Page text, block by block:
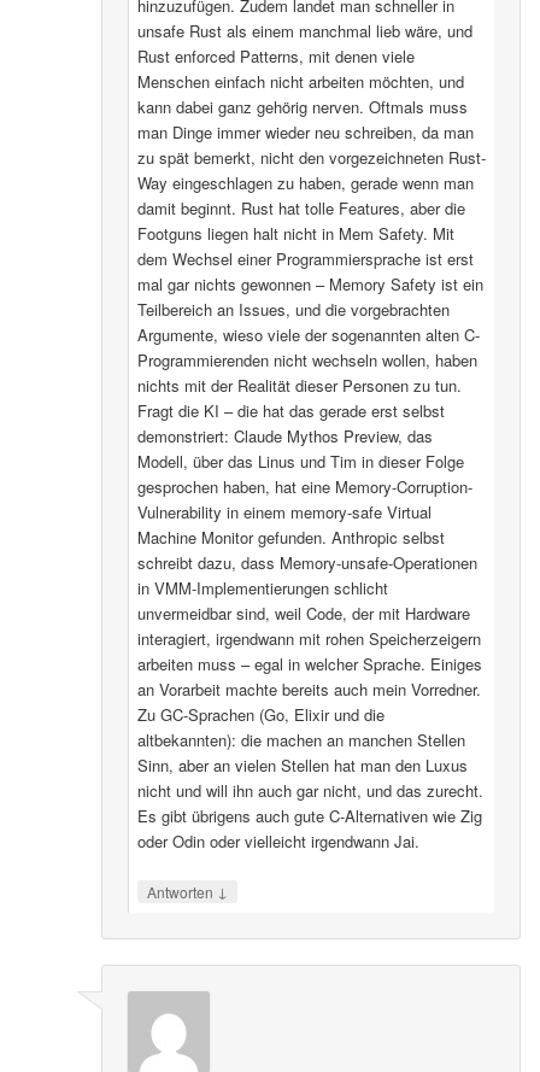
hinzuzufügen. Zudem landet man schneller in
unsafe Rust als einem manchmal lieb wäre, und
Rust enforced Patterns, mit denen viele
Menschen einfach nicht arbeiten möchten, und
kann dabei ganz gehörig nerven. Oftmals muss
man Dinge immer wieder neu schreiben, da man
zu spät bemerkt, nicht den vorgezeichneten Rust-
Way eingeschlagen zu haben, gerade wenn man
damit beginnt. Rust hat tolle Features, aber die
Footguns liegen halt nicht in Mem Safety. Mit
dem Wechsel einer Programmiersprache ist erst
mal gar nichts gewonnen – Memory Safety ist ein
Teilbereich an Issues, und die vorgebrachten
Argumente, wieso viele der sogenannten alten C-
Programmierenden nicht wechseln wollen, haben
nichts mit der Realität dieser Personen zu tun.
Fragt die KI – die hat das gerade erst selbst
demonstriert: Claude Mythos Preview, das
Modell, über das Linus und Tim in dieser Folge
gesprochen haben, hat eine Memory-Corruption-
Vulnerability in einem memory-safe Virtual
Machine Monitor gefunden. Anthropic selbst
schreibt dazu, dass Memory-unsafe-Operationen
in VMM-Implementierungen schlicht
unvermeidbar sind, weil Code, der mit Hardware
interagiert, irgendwann mit rohen Speicherzeigern
arbeiten muss – egal in welcher Sprache. Einiges
an Vorarbeit machte bereits auch mein Vorredner.
Zu GC-Sprachen (Go, Elixir und die
altbekannten): die machen an manchen Stellen
Sinn, aber an vielen Stellen hat man den Luxus
nicht und will ihn auch gar nicht, und das zurecht.
Es gibt übrigens auch gute C-Alternativen wie Zig
oder Odin oder vielleicht irgendwann Jai.
Antworten ↓